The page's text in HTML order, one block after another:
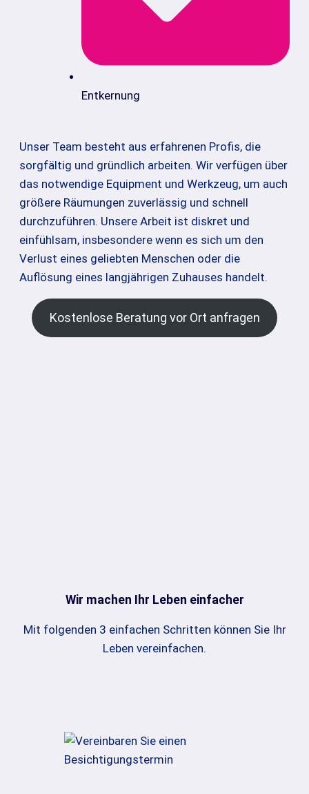
Entkernung
Unser Team besteht aus erfahrenen Profis, die
sorgfältig und gründlich arbeiten. Wir verfügen über
das notwendige Equipment und Werkzeug, um auch
größere Räumungen zuverlässig und schnell
durchzuführen. Unsere Arbeit ist diskret und
einfühlsam, insbesondere wenn es sich um den
Verlust eines geliebten Menschen oder die
Auflösung eines langjährigen Zuhauses handelt.
Kostenlose Beratung vor Ort anfragen
Wir machen Ihr Leben einfacher
Mit folgenden 3 einfachen Schritten können Sie Ihr
Leben vereinfachen.